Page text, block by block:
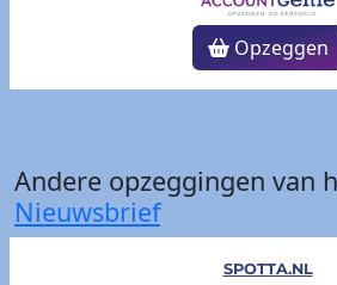
Opzeggen
Andere opzeggingen van
Nieuwsbrief
SPOTTA.NL